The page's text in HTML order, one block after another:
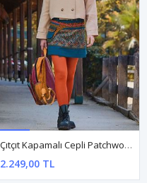
Çıtçıt Kapamalı Cepli Patchwork Anvelop Petrol Çiçekli Etek
2.249,00 TL